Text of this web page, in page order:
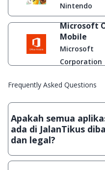
Nintendo
Microsoft
Mobile
Microsoft
Corporation
Frequently Asked Questions
Apakah semua
ada di JalanTikus
dan legal?
Ya, JalanTikus hanya